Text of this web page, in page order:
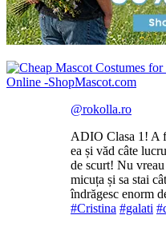
@rokolla.ro
ADIO Clasa 1! A
ea și văd câte
de scurt! Nu
micuța și sa stai
îndrăgesc enorm
#Cristina #galati